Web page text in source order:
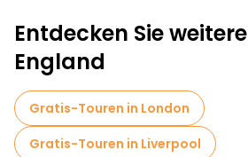
Entdecken Sie
England
Gratis-Touren in London
Gratis-Touren in Liverpool